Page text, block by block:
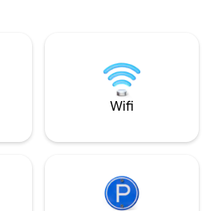
genomtänkt
Wifi